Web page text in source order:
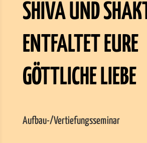
SHIVA UND
ENTFALTET EURE
GÖTTLICHE LIEBE
Aufbau-/Vertiefungsseminar